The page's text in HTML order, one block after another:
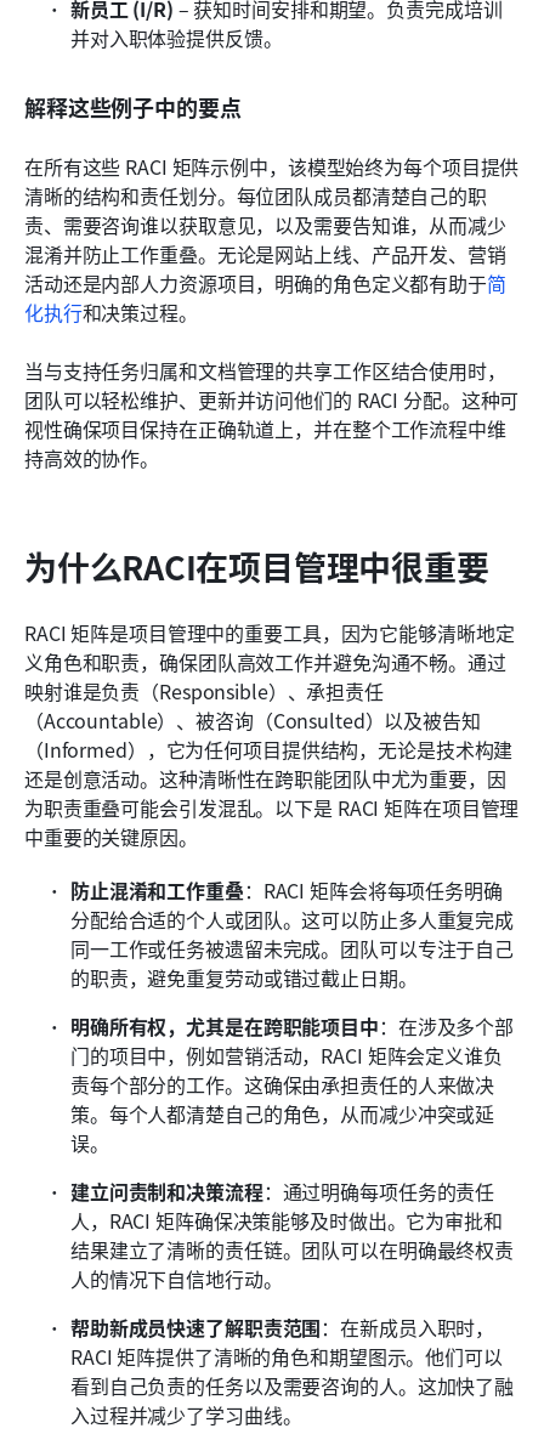
新员工 (I/R) – 获知时间安排和期望。负责完成培训
并对入职体验提供反馈。
解释这些例子中的要点
在所有这些 RACI 矩阵示例中，该模型始终为每个项目提供
清晰的结构和责任划分。每位团队成员都清楚自己的职
责、需要咨询谁以获取意见，以及需要告知谁，从而减少
混淆并防止工作重叠。无论是网站上线、产品开发、营销
活动还是内部人力资源项目，明确的角色定义都有助于简
化执行和决策过程。
当与支持任务归属和文档管理的共享工作区结合使用时，
团队可以轻松维护、更新并访问他们的 RACI 分配。这种可
视性确保项目保持在正确轨道上，并在整个工作流程中维
持高效的协作。
为什么RACI在项目管理中很重要
RACI 矩阵是项目管理中的重要工具，因为它能够清晰地定
义角色和职责，确保团队高效工作并避免沟通不畅。通过
映射谁是负责（Responsible）、承担责任
（Accountable）、被咨询（Consulted）以及被告知
（Informed），它为任何项目提供结构，无论是技术构建
还是创意活动。这种清晰性在跨职能团队中尤为重要，因
为职责重叠可能会引发混乱。以下是 RACI 矩阵在项目管理
中重要的关键原因。
防止混淆和工作重叠：RACI 矩阵会将每项任务明确
分配给合适的个人或团队。这可以防止多人重复完成
同一工作或任务被遗留未完成。团队可以专注于自己
的职责，避免重复劳动或错过截止日期。
明确所有权，尤其是在跨职能项目中：在涉及多个部
门的项目中，例如营销活动，RACI 矩阵会定义谁负
责每个部分的工作。这确保由承担责任的人来做决
策。每个人都清楚自己的角色，从而减少冲突或延
误。
建立问责制和决策流程：通过明确每项任务的责任
人，RACI 矩阵确保决策能够及时做出。它为审批和
结果建立了清晰的责任链。团队可以在明确最终权责
人的情况下自信地行动。
帮助新成员快速了解职责范围：在新成员入职时，
RACI 矩阵提供了清晰的角色和期望图示。他们可以
看到自己负责的任务以及需要咨询的人。这加快了融
入过程并减少了学习曲线。